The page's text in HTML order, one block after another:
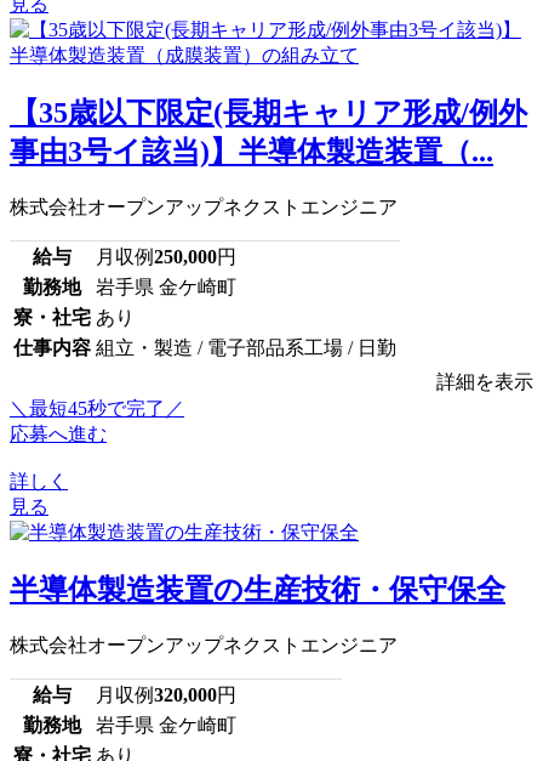
見る
【35歳以下限定(長期キャリア形成/例外
事由3号イ該当)】半導体製造装置（...
株式会社オープンアップネクストエンジニア
給与 月収例250,000円
勤務地
岩手県 金ケ崎町
寮・社宅 あり
仕事内容 組立・製造 / 電子部品系工場 / 日勤
詳細を表示
＼最短45秒で完了／
応募へ進む
詳しく
見る
半導体製造装置の生産技術・保守保全
株式会社オープンアップネクストエンジニア
給与 月収例320,000円
勤務地
岩手県 金ケ崎町
寮・社宅 あり